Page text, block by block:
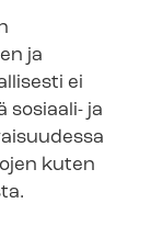
ja
ei
ja
kuten